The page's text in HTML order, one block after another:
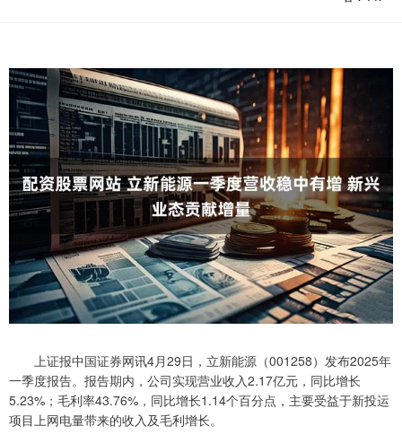
上证报中国证券网讯4月29日，立新能源（001258）发布2025年
一季度报告。报告期内，公司实现营业收入2.17亿元，同比增长
5.23%；毛利率43.76%，同比增长1.14个百分点，主要受益于新投运
项目上网电量带来的收入及毛利增长。